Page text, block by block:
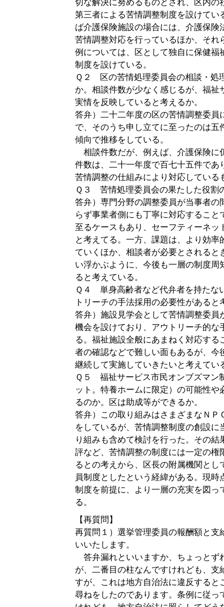
切な解決に努めるものとされ、区内の
第三者による苦情調整制度を設けてい
ば介護保険施設の場合には、介護保険
苦情調整対応を行っているほか、それ
例については、区として独自に保健福
制度を設けている。
Ｑ２ 区の苦情処理委員会の相談・処
か。相談件数が少なく感じるが、福祉
実情を反映していると考えるか。
答弁）二十二年度の区の苦情調整委員
で、そのうち申し立てに至ったのは五
傾向で推移をしている。
相談件数だが、例えば、介護保険に
件数は、二十一年度で百七十五件であ
苦情調整の仕組みにより対応している
Ｑ３ 苦情処理委員会の果たした役割
答弁）専門分野の調整委員が当事者の
らず事業者側にも丁寧に対応すること
至るケースもあり、セーフティーネッ
と考えてる。一方、課題は、より効率
ていくほか、相談者が必要とされると
い浮かぶように、今後も一層の制度周
ると考えている。
Ｑ４ 単身高齢者など代弁者を持たな
トリーチの手法採用の必要性がある
答弁）施設見学会として苦情調整委員
機会を設けており、アウトリーチ的な
る。福祉施設全般にあまねく対応する
者の確認などで難しい面もあるが、今
継続して実施していきたいと考えてい
Ｑ５ 福祉サービス市民オンブズマン
ット。特養ホームに限定）の可能性や
るのか。区は助成等ができるか。
答弁）この取り組みはさまざまなＮＰ
をしているが、苦情調整制度の創設に
り組みも含めて検討を行った。その結
評など、苦情調整の制度には一定の権
るとの考えから、区長の附属機関とし
員制度としたという経緯がある。現時
制度を前提に、より一層の充実を図っ
る。
【再質問】
再質問１）選挙管理委員の報酬額と支
いいたします。
答弁漏れといいますか、ちょっとず
が、二番目の柱なんですけれども、支
すが、これは地方自治法に違反すると
尋ねをしたのであります。条例に従っ